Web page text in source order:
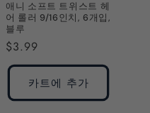
애니 소프트 트위스트 헤
어 롤러 9/16인치, 6개입,
블루
정
가
$3.99
카트에 추가